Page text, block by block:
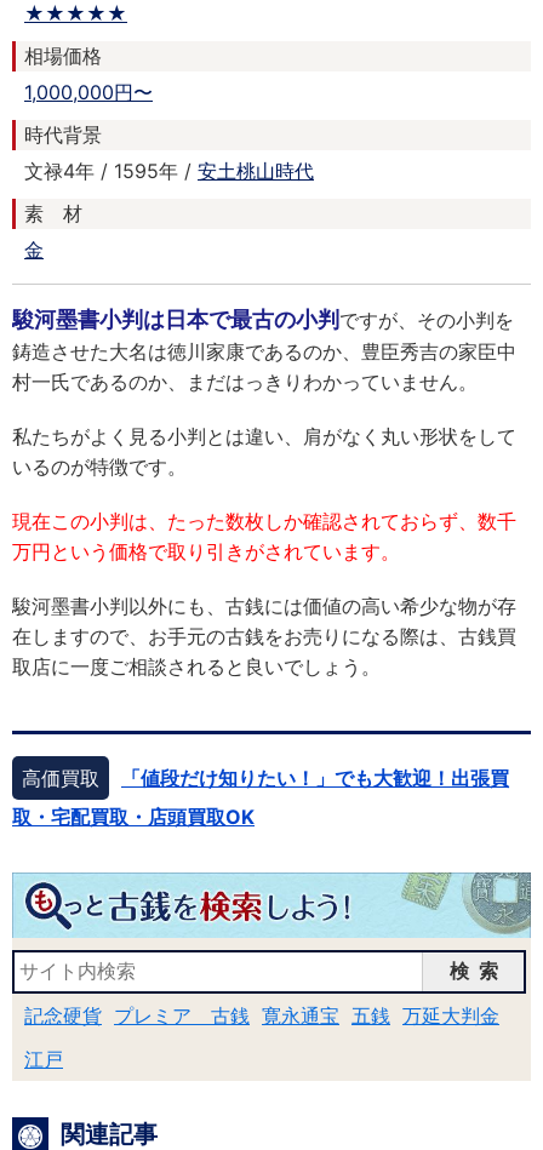
★★★★★
相場価格
1,000,000円〜
時代背景
文禄4年 / 1595年 / 安土桃山時代
素 材
金
駿河墨書小判は日本で最古の小判 ですが、その小判を
鋳造させた大名は徳川家康であるのか、豊臣秀吉の家臣中
村一氏であるのか、まだはっきりわかっていません。
私たちがよく見る小判とは違い、肩がなく丸い形状をして
いるのが特徴です。
現在この小判は、たった数枚しか確認されておらず、数千
万円という価格で取り引きがされています。
駿河墨書小判以外にも、古銭には価値の高い希少な物が存
在しますので、お手元の古銭をお売りになる際は、古銭買
取店に一度ご相談されると良いでしょう。
高価買取
「値段だけ知りたい！」でも大歓迎！出張買
取・宅配買取・店頭買取OK
検索
記念硬貨 プレミア 古銭 寛永通宝 五銭 万延大判金
江戸
関連記事